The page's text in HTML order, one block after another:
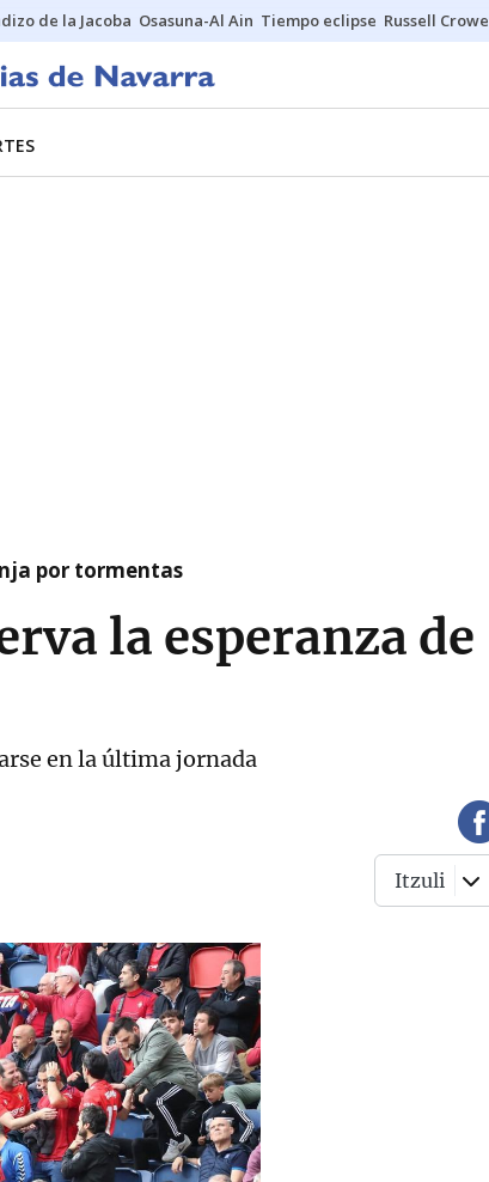
de la Jacoba Osasuna-Al Ain Tiempo eclipse Russell Crowe
por tormentas
la esperanza de
en la última jornada
Itzuli